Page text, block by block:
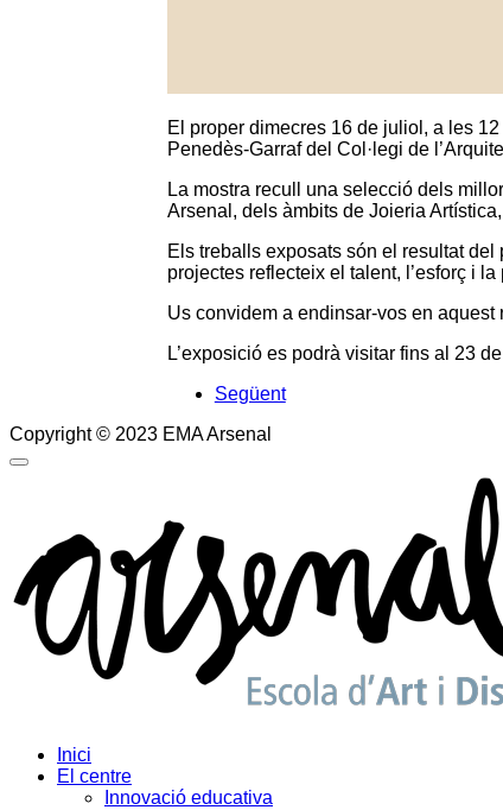
El proper dimecres 16 de juliol, a les
Penedès-Garraf del Col·legi de
La mostra recull una selecció dels
Arsenal, dels àmbits de Joieria
Els treballs exposats són el resultat
projectes reflecteix el talent, l’esforç i
Us convidem a endinsar-vos en
L’exposició es podrà visitar fins al 23
Següent
Copyright © 2023 EMA Arsenal
Inici
El centre
Innovació educativa